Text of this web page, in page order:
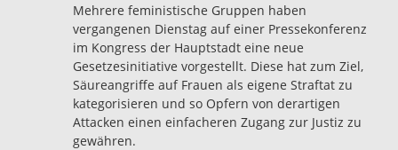
Mehrere feministische Gruppen haben
vergangenen Dienstag auf einer Pressekonferenz
im Kongress der Hauptstadt eine neue
Gesetzesinitiative vorgestellt. Diese hat zum Ziel,
Säureangriffe auf Frauen als eigene Straftat zu
kategorisieren und so Opfern von derartigen
Attacken einen einfacheren Zugang zur Justiz zu
gewähren.